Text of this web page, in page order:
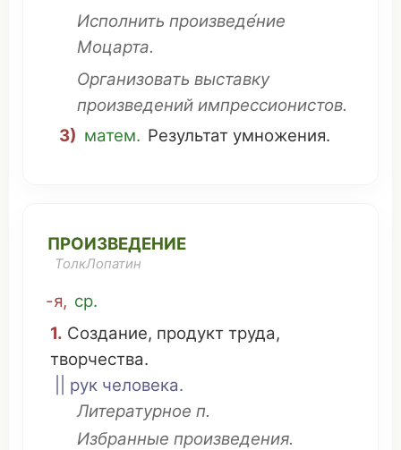
Исполнить произведе́ние
Моцарта.
Организовать выставку
произведений импрессионистов.
3) матем. Результат умножения.
ПРОИЗВЕДЕНИЕ
ТолкЛопатин
-я, ср.
1. Создание, продукт труда,
творчества.
|| рук человека.
Литературное п.
Избранные произведения.